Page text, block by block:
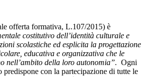
offerta formativa, L.107/2015) è
costitutivo dell’identità culturale e
scolastiche ed esplicita la progettazione
educativa e organizzativa che le
nell’ambito della loro autonomia”. Ogni
predispone con la partecipazione di tutte le